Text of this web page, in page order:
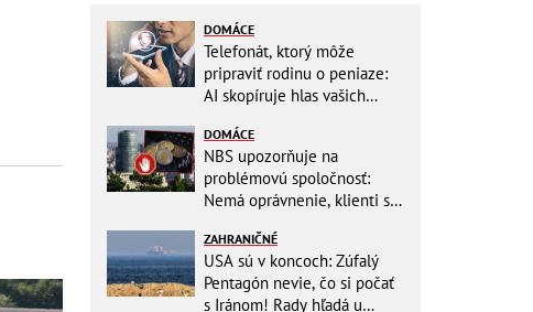
DOMÁCE
Telefonát, ktorý môže
pripraviť rodinu o peniaze:
AI skopíruje hlas vašich
jednoduchý trik
DOMÁCE
NBS upozorňuje na
problémovú spoločnosť:
Nemá oprávnenie, klienti sa
ZAHRANIČNÉ
USA sú v koncoch: Zúfalý
Pentagón nevie, čo si počať
s Iránom! Rady hľadá u